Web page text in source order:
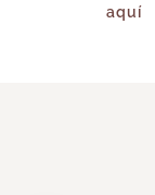
aquí